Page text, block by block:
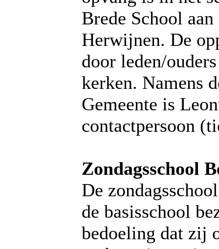
Brede School
Herwijnen. De
door leden/
kerken. Namens
Gemeente is
contactpersoon
Zondagsschool
De
de basisschool
bedoeling dat zij